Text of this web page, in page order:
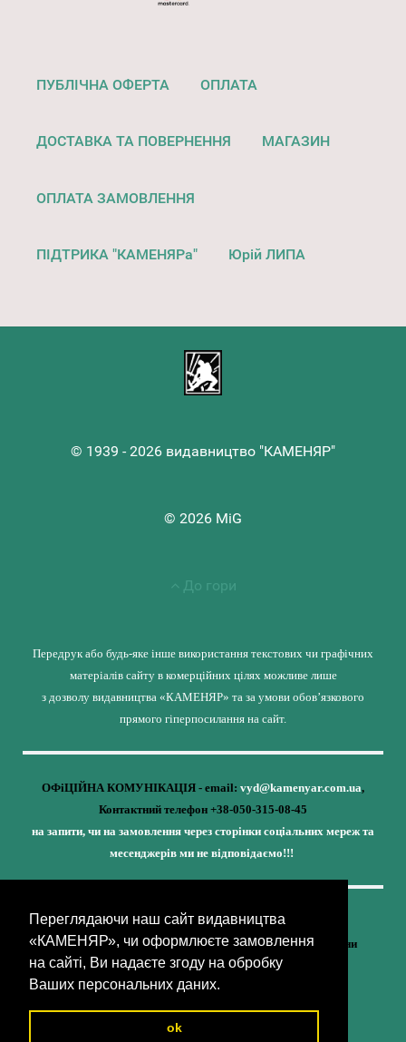
Переглядаючи наш сайт видавництва
«КАМЕНЯР», чи оформлюєте замовлення
на сайті, Ви надаєте згоду на обробку
Ваших персональних даних.
ok
ПУБЛІЧНА ОФЕРТА ОПЛАТА
ДОСТАВКА ТА ПОВЕРНЕННЯ МАГАЗИН
ОПЛАТА ЗАМОВЛЕННЯ
ПІДТРИКА "КАМЕНЯРа" Юрій ЛИПА
© 1939 - 2026 видавництво "КАМЕНЯР"
© 2026 MiG
До гори
Передрук або будь-яке інше використання текстових чи графічних
матеріалів сайту в комерційних цілях можливе лише
з дозволу видавництва «КАМЕНЯР» та за умови обов’язкового
прямого гіперпосилання на сайт.
ОФіЦІЙНА КОМУНІКАЦІЯ - email: vyd@kamenyar.com.ua,
Контактний телефон +38-050-315-08-45
на запити, чи на замовлення через сторінки соціальних мереж та
месенджерів ми не відповідаємо!!!
Кожне наше видання - це внесок у спротив,
у збереження ідентичності та неминучу перемогу України
(видавництво «КАМЕНЯР»)